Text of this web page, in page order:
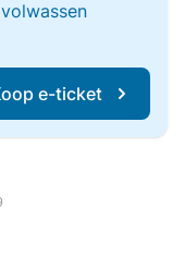
e-ticket